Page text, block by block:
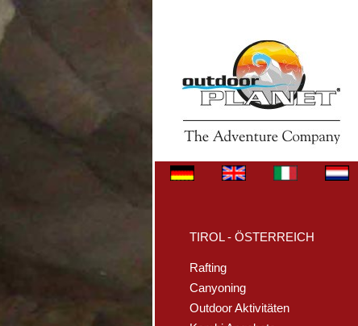
TIROL - ÖSTERREICH
Rafting
Canyoning
Outdoor Aktivitäten